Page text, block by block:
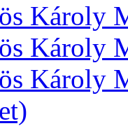
Károly
Károly
Károly